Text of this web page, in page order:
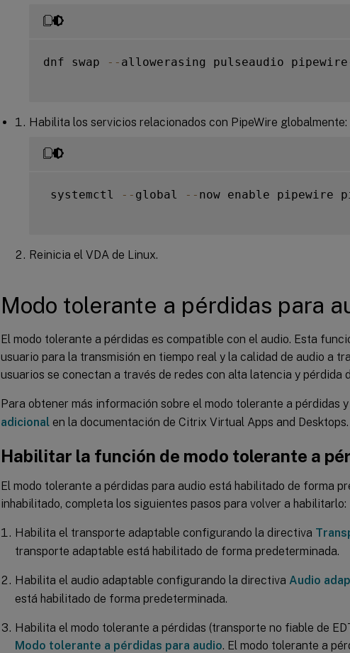
dnf swap -- allowerasing pulseaudio pipewire
Habilita los servicios relacionados con PipeWire globalmente:
systemctl -- global -- now enable pipewire
Reinicia el VDA de Linux.
Modo tolerante a pérdidas para
El modo tolerante a pérdidas es compatible con el audio. Esta
usuario para la transmisión en tiempo real y la calidad de audio a
usuarios se conectan a través de redes con alta latencia y pérdida
Para obtener más información sobre el modo tolerante a pérdidas y
adicional en la documentación de Citrix Virtual Apps and Desktops.
Habilitar la función de modo tolerante a
El modo tolerante a pérdidas para audio está habilitado de forma
inhabilitado, completa los siguientes pasos para volver a habilitarlo:
Habilita el transporte adaptable configurando la directiva
transporte adaptable está habilitado de forma predeterminada.
Habilita el audio adaptable configurando la directiva Audio
está habilitado de forma predeterminada.
Habilita el modo tolerante a pérdidas (transporte no fiable de
Modo tolerante a pérdidas para audio. El modo tolerante a